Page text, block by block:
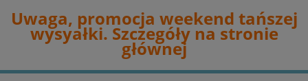
Uwaga, promocja weekend tańszej
wysyałki. Szczegóły na stronie
głównej